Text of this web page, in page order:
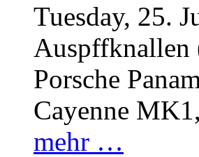
Tuesday, 25.
Porsche
Cayenne
mehr …